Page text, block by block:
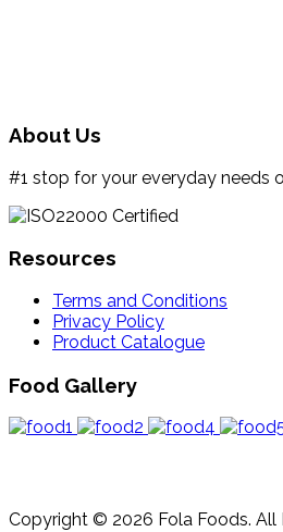
About Us
#1 stop for your everyday needs
Resources
Terms and Conditions
Privacy Policy
Product Catalogue
Food Gallery
Copyright © 2026 Fola Foods. All